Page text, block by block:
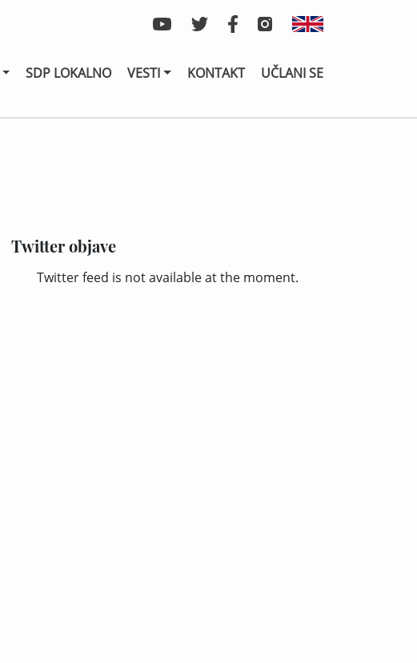
SDP LOKALNO VESTI KONTAKT UČLANI SE
Twitter objave
Twitter feed is not available at the moment.